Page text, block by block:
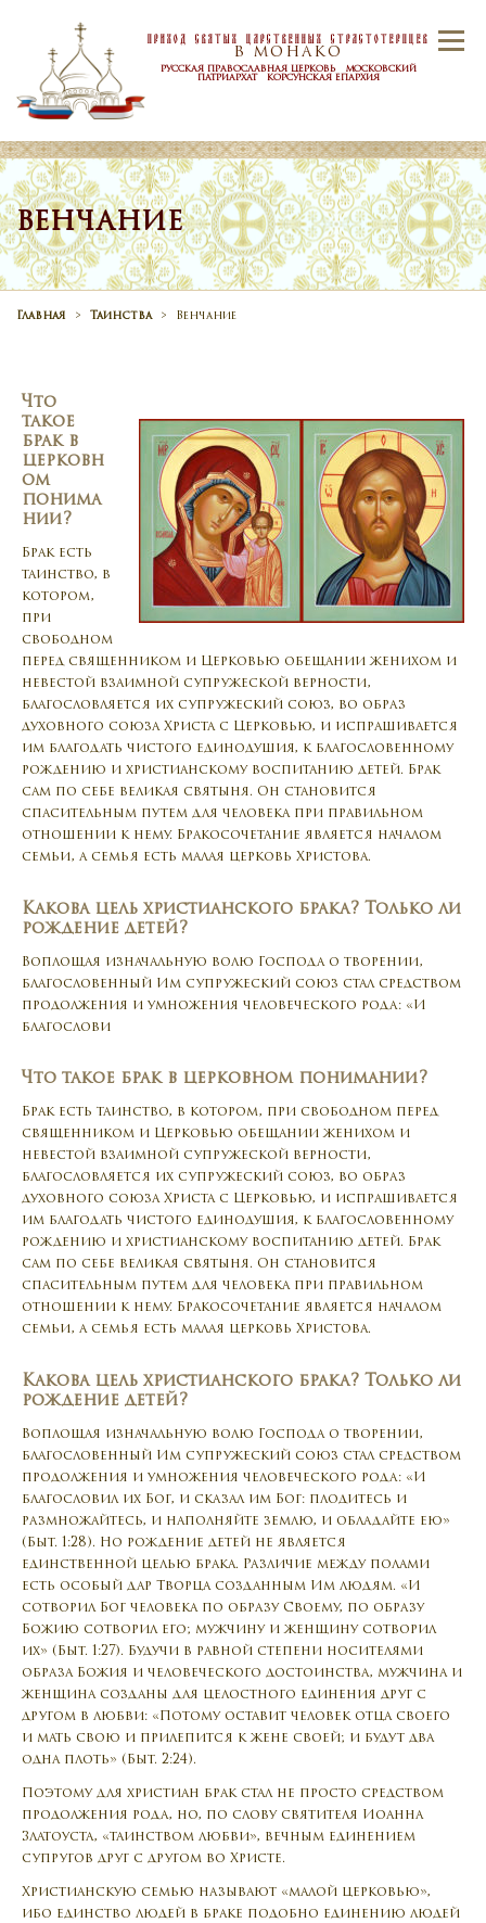
Menu
Приход Святых Царственных Страстотерпцев
В МОНАКО
РУССКАЯ ПРАВОСЛАВНАЯ ЦЕРКОВЬ МОСКОВСКИЙ
ПАТРИАРХАТ КОРСУНСКАЯ ЕПАРХИЯ
ГЛАВНАЯ ПРИХОД НОВОСТИ
РАСПИСАНИЕ ТАИНСТВА
ВЕНЧАНИЕ
Главная > Таинства > Венчание
Что
такое
брак в
церковн
ом
понима
нии?
Брак есть
таинство, в
котором,
при
свободном
перед священником и Церковью обещании женихом и
невестой взаимной супружеской верности,
благословляется их супружеский союз, во образ
духовного союза Христа с Церковью, и испрашивается
им благодать чистого единодушия, к благословенному
рождению и христианскому воспитанию детей. Брак
сам по себе великая святыня. Он становится
спасительным путем для человека при правильном
отношении к нему. Бракосочетание является началом
семьи, а семья есть малая церковь Христова.
Какова цель христианского брака? Только ли
рождение детей?
Воплощая изначальную волю Господа о творении,
благословенный Им супружеский союз стал средством
продолжения и умножения человеческого рода: «И
благослови
Что такое брак в церковном понимании?
Брак есть таинство, в котором, при свободном перед
священником и Церковью обещании женихом и
невестой взаимной супружеской верности,
благословляется их супружеский союз, во образ
духовного союза Христа с Церковью, и испрашивается
им благодать чистого единодушия, к благословенному
рождению и христианскому воспитанию детей. Брак
сам по себе великая святыня. Он становится
спасительным путем для человека при правильном
отношении к нему. Бракосочетание является началом
семьи, а семья есть малая церковь Христова.
Какова цель христианского брака? Только ли
рождение детей?
Воплощая изначальную волю Господа о творении,
благословенный Им супружеский союз стал средством
продолжения и умножения человеческого рода: «И
благословил их Бог, и сказал им Бог: плодитесь и
размножайтесь, и наполняйте землю, и обладайте ею»
(Быт. 1:28). Но рождение детей не является
единственной целью брака. Различие между полами
есть особый дар Творца созданным Им людям. «И
сотворил Бог человека по образу Своему, по образу
Божию сотворил его; мужчину и женщину сотворил
их» (Быт. 1:27). Будучи в равной степени носителями
образа Божия и человеческого достоинства, мужчина и
женщина созданы для целостного единения друг с
другом в любви: «Потому оставит человек отца своего
и мать свою и прилепится к жене своей; и будут два
одна плоть» (Быт. 2:24).
Поэтому для христиан брак стал не просто средством
продолжения рода, но, по слову святителя Иоанна
Златоуста, «таинством любви», вечным единением
супругов друг с другом во Христе.
Христианскую семью называют «малой церковью»,
ибо единство людей в браке подобно единению людей